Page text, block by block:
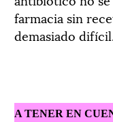
farmacia sin
demasiado
A TENER EN